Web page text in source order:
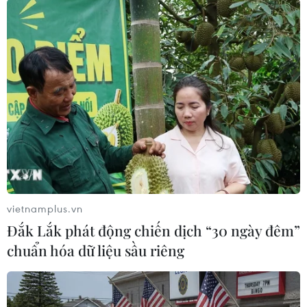
hỏng.
(TTXVN/Vietnam+)
#tai nạn liên hoàn #tử vong #quốc lộ 1A
vietnamplus.vn
Đắk Lắk phát động chiến dịch “30 ngày đêm”
chuẩn hóa dữ liệu sầu riêng